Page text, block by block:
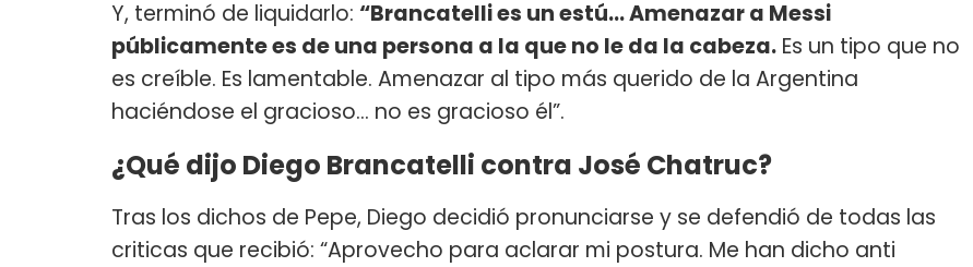
Y, terminó de liquidarlo: “Brancatelli es un estú... Amenazar a Messi
públicamente es de una persona a la que no le da la cabeza. Es un tipo que no
es creíble. Es lamentable. Amenazar al tipo más querido de la Argentina
haciéndose el gracioso... no es gracioso él”.
¿Qué dijo Diego Brancatelli contra José Chatruc?
Tras los dichos de Pepe, Diego decidió pronunciarse y se defendió de todas las
criticas que recibió: “Aprovecho para aclarar mi postura. Me han dicho anti